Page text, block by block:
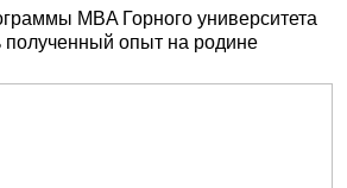
MBA Горного университета
полученный опыт на родине